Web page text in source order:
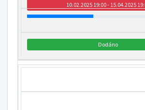
10.02.2025 19:00 - 15.04.2025
Dodáno